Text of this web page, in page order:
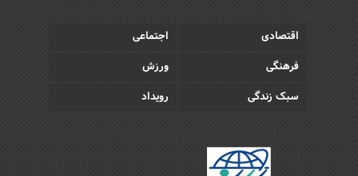
اقتصادی
اجتماعی
فرهنگی
ورزش
سبک زندگی
رویداد